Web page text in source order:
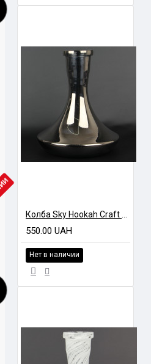
550.00 UAH
Нет в наличии